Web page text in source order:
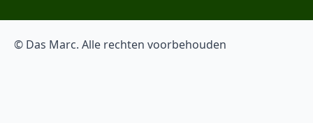
© Das Marc. Alle rechten voorbehouden